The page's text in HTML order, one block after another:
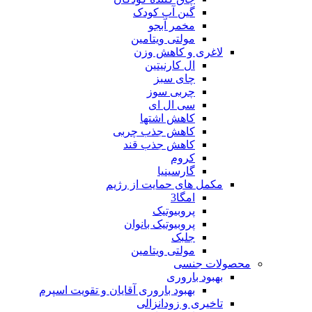
گین آپ کودک
مخمر آبجو
مولتی ویتامین
لاغری و کاهش وزن
ال کارنیتین
چربی سوز
سی ال ای
کاهش اشتها
کاهش جذب چربی
کاهش جذب قند
مکمل های حمایت از رژیم
پروبیوتیک بانوان
مولتی ویتامین
محصولات جنسی
بهبود باروری
بهبود باروری آقایان و تقویت اسپرم
تاخیری و زودانزالی